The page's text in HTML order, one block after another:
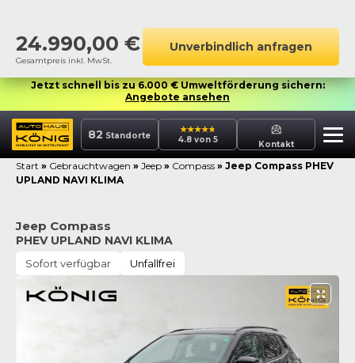
24.990,00 €
Gesamtpreis inkl. MwSt.
Unverbindlich anfragen
Jetzt schnell bis zu 6.000 € Umweltförderung sichern:
Angebote ansehen
82 Standorte 4.8 von 5 Kontakt
Start » Gebrauchtwagen » Jeep » Compass » Jeep Compass PHEV
UPLAND NAVI KLIMA
Jeep Compass
PHEV UPLAND NAVI KLIMA
Sofort verfügbar Unfallfrei